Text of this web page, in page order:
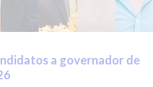
a governador de